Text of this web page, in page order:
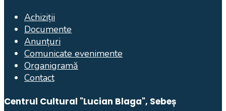
Achiziții
Documente
Anunțuri
Comunicate evenimente
Organigramă
Contact
Centrul Cultural "Lucian Blaga", Sebeș